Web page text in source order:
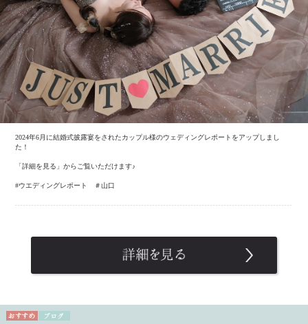
2024年6月に結婚式披露宴をされたカップル様のウェディングレポートをアップしまし
た！
「詳細を見る」からご覧いただけます♪
#ウエディングレポート ＃山口